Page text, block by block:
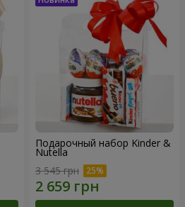
Подарочный набор Kinder &
Nutella
3 545 грн